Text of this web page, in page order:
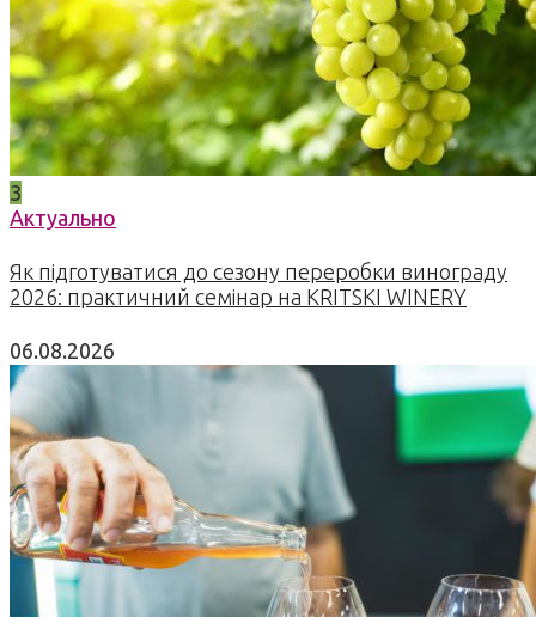
3
Актуально
Як підготуватися до сезону переробки винограду
2026: практичний семінар на KRITSKI WINERY
06.08.2026